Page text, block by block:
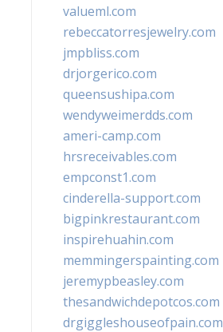
valueml.com
rebeccatorresjewelry.com
jmpbliss.com
drjorgerico.com
queensushipa.com
wendyweimerdds.com
ameri-camp.com
hrsreceivables.com
empconst1.com
cinderella-support.com
bigpinkrestaurant.com
inspirehuahin.com
memmingerspainting.com
jeremypbeasley.com
thesandwichdepotcos.com
drgiggleshouseofpain.com